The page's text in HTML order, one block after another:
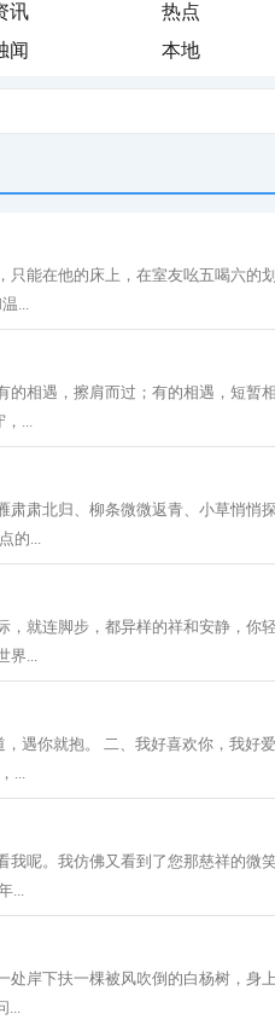
讯 热点
闻 本地
能在他的床上，在室友吆五喝六的
...
相遇，擦肩而过；有的相遇，短暂
，...
肃北归、柳条微微返青、小草悄悄
的...
就连脚步，都异样的祥和安静，你
界...
遇你就抱。 二、我好喜欢你，我好
...
呢。我仿佛又看到了您那慈祥的微
...
岸下扶一棵被风吹倒的白杨树，身
...